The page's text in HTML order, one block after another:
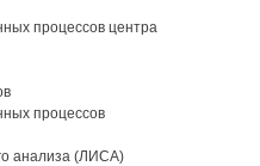
процессов центра
процессов
анализа (ЛИСА)